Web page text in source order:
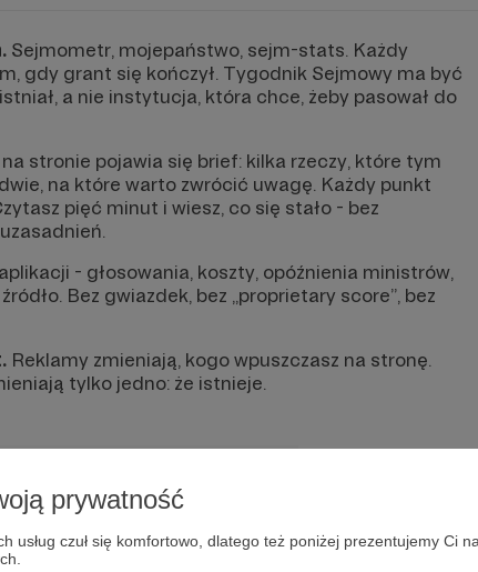
prywatność
czuł się komfortowo, dlatego też poniżej prezentujemy Ci
Sejmometr, mojepaństwo, sejm-stats. Każdy
gdy grant się kończył. Tygodnik Sejmowy ma być
a nie instytucja, która chce, żeby pasował do
stronie pojawia się brief: kilka rzeczy, które tym
na które warto zwrócić uwagę. Każdy punkt
pięć minut i wiesz, co się stało - bez
- głosowania, koszty, opóźnienia ministrów,
Bez gwiazdek, bez „proprietary score”, bez
Reklamy zmieniają, kogo wpuszczasz na stronę.
tylko jedno: że istnieje.